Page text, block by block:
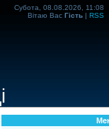
Субота, 08.08.2026, 11:08
Вітаю Вас Гість| RSS